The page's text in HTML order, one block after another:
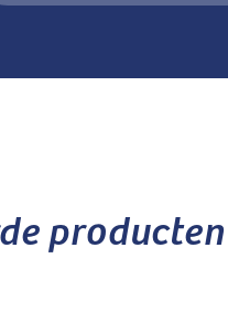
producten